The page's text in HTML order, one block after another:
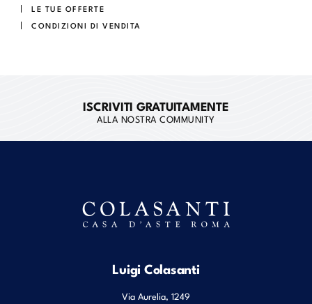
LE TUE OFFERTE
CONDIZIONI DI VENDITA
ISCRIVITI GRATUITAMENTE
ALLA NOSTRA COMMUNITY
Luigi Colasanti
Via Aurelia, 1249